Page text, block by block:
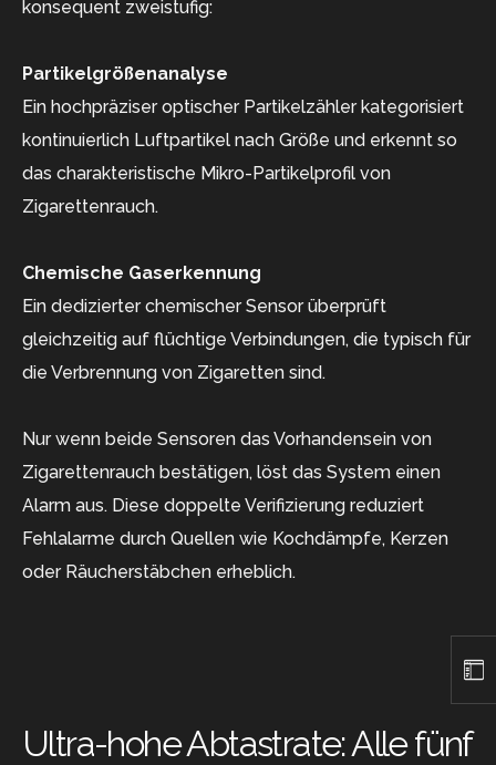
konsequent zweistufig:
Partikelgrößenanalyse
Ein hochpräziser optischer Partikelzähler kategorisiert
kontinuierlich Luftpartikel nach Größe und erkennt so
das charakteristische Mikro-Partikelprofil von
Zigarettenrauch.
Chemische Gaserkennung
Ein dedizierter chemischer Sensor überprüft
gleichzeitig auf flüchtige Verbindungen, die typisch für
die Verbrennung von Zigaretten sind.
Nur wenn beide Sensoren das Vorhandensein von
Zigarettenrauch bestätigen, löst das System einen
Alarm aus. Diese doppelte Verifizierung reduziert
Fehlalarme durch Quellen wie Kochdämpfe, Kerzen
oder Räucherstäbchen erheblich.
Ultra-hohe Abtastrate: Alle fünf